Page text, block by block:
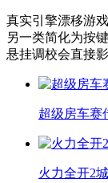
真实引擎漂移游
另一类简化为按
悬挂调校会直接
超级房车赛
火力全开2